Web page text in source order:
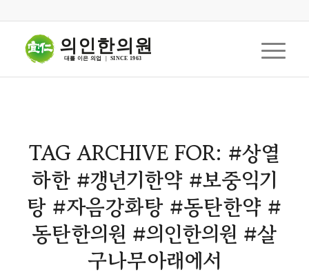
의인한의원
대를 이은 의업  |  SINCE 1963
TAG ARCHIVE FOR: #상열
하한 #갱년기한약 #보중익기
탕 #자음강화탕 #동탄한약 #
동탄한의원 #의인한의원 #살
구나무아래에서